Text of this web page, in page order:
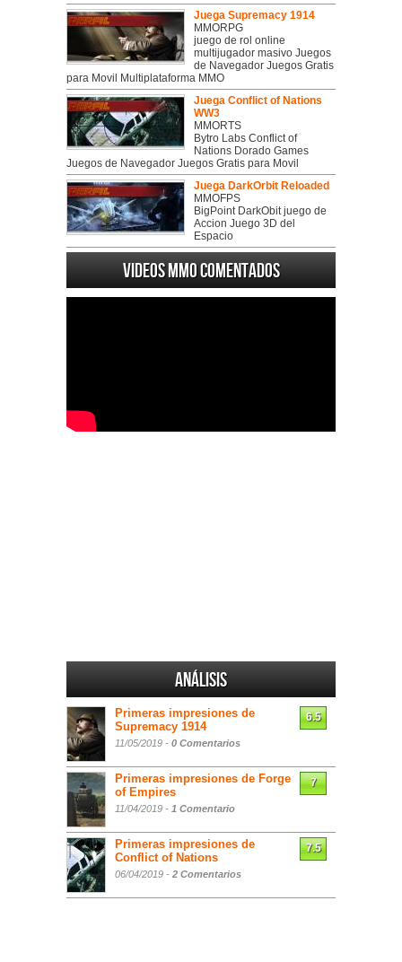
Juega Supremacy 1914
MMORPG
juego de rol online
multijugador masivo Juegos
de Navegador Juegos Gratis
para Movil Multiplataforma MMO
Juega Conflict of Nations
WW3
MMORTS
Bytro Labs Conflict of
Nations Dorado Games
Juegos de Navegador Juegos Gratis para Movil
Juega DarkOrbit Reloaded
MMOFPS
BigPoint DarkObit juego de
Accion Juego 3D del
Espacio
Videos MMO Comentados
Análisis
Primeras impresiones de
Supremacy 1914
11/05/2019 - 0 Comentarios
6.5
Primeras impresiones de Forge
of Empires
11/04/2019 - 1 Comentario
7
Primeras impresiones de
Conflict of Nations
06/04/2019 - 2 Comentarios
7.5